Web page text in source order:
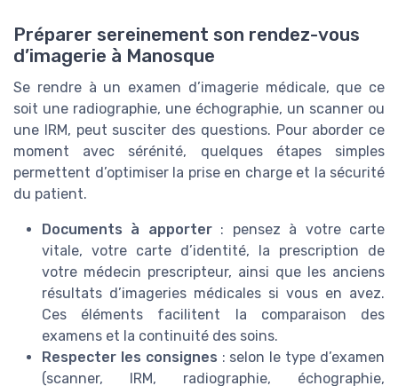
Préparer sereinement son rendez-vous
d’imagerie à Manosque
Se rendre à un examen d’imagerie médicale, que ce
soit une radiographie, une échographie, un scanner ou
une IRM, peut susciter des questions. Pour aborder ce
moment avec sérénité, quelques étapes simples
permettent d’optimiser la prise en charge et la sécurité
du patient.
Documents à apporter: pensez à votre carte
vitale, votre carte d’identité, la prescription de
votre médecin prescripteur, ainsi que les anciens
résultats d’imageries médicales si vous en avez.
Ces éléments facilitent la comparaison des
examens et la continuité des soins.
Respecter les consignes : selon le type d’examen
(scanner, IRM, radiographie, échographie,